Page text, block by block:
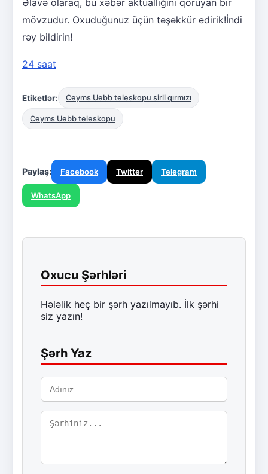
Əlavə olaraq, bu xəbər aktuallığını qoruyan bir
mövzudur. Oxuduğunuz üçün təşəkkür edirik!İndi
rəy bildirin!
24 saat
Etiketlər: Ceyms Uebb teleskopu sirli qırmızı
Ceyms Uebb teleskopu
Paylaş: Facebook Twitter Telegram
WhatsApp
Oxucu Şərhləri
Hələlik heç bir şərh yazılmayıb. İlk şərhi
siz yazın!
Şərh Yaz